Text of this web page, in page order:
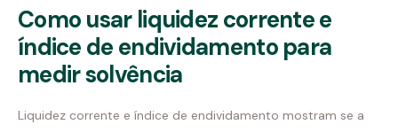
Como usar liquidez corrente e
índice de endividamento para
medir solvência
Liquidez corrente e índice de endividamento mostram se a